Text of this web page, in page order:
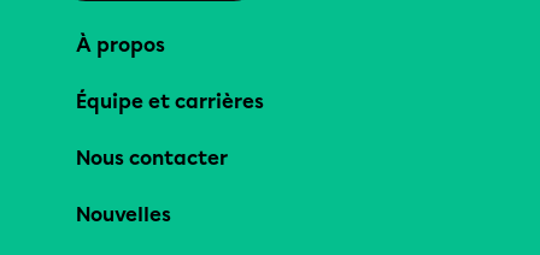
À propos
Équipe et carrières
Nous contacter
Nouvelles